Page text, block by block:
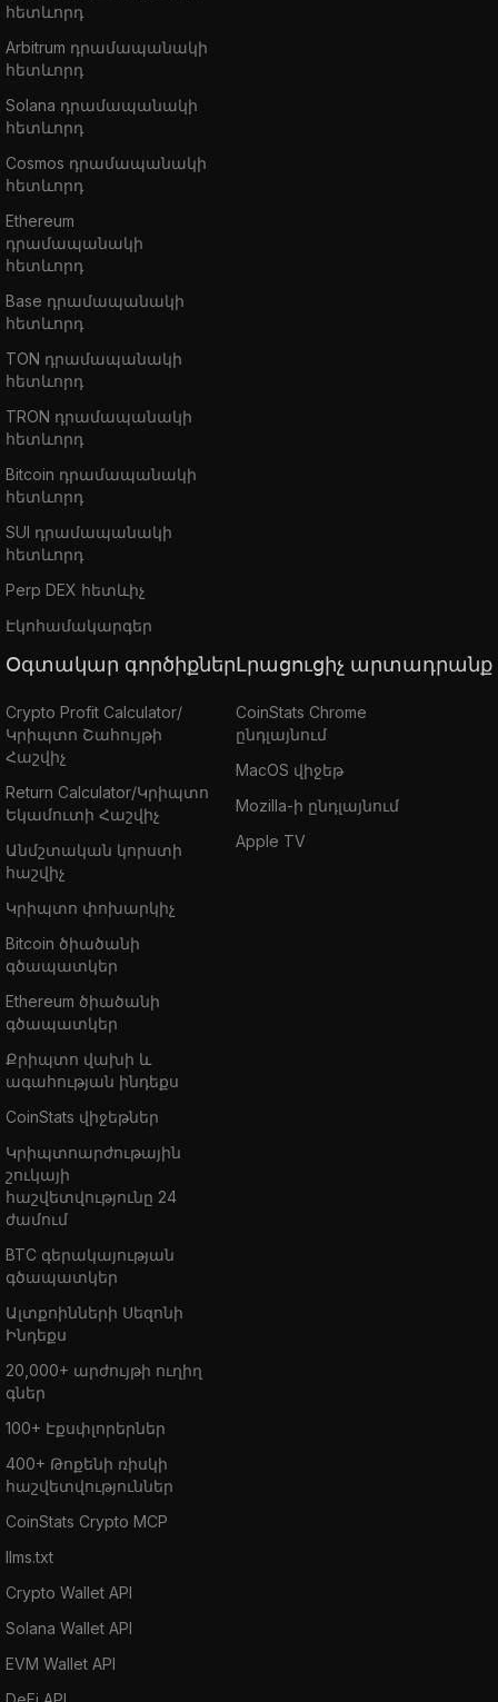
հետևորդ
Arbitrum դրամապանակի
հետևորդ
Solana դրամապանակի
հետևորդ
Cosmos դրամապանակի
հետևորդ
Ethereum
դրամապանակի
հետևորդ
Base դրամապանակի
հետևորդ
TON դրամապանակի
հետևորդ
TRON դրամապանակի
հետևորդ
Bitcoin դրամապանակի
հետևորդ
SUI դրամապանակի
հետևորդ
Perp DEX հետևիչ
Էկոհամակարգեր
Օգտակար գործիքներ
Crypto Profit Calculator/
Կրիպտո Շահույթի
Հաշվիչ
Return Calculator/Կրիպտո
Եկամուտի Հաշվիչ
Անմշտական կորստի
հաշվիչ
Կրիպտո փոխարկիչ
Bitcoin ծիածանի
գծապատկեր
Ethereum ծիածանի
գծապատկեր
Քրիպտո վախի և
ագահության ինդեքս
CoinStats վիջեթներ
Կրիպտոարժութային
շուկայի
հաշվետվությունը 24
ժամում
BTC գերակայության
գծապատկեր
Ալտքոինների Սեզոնի
Ինդեքս
20,000+ արժույթի ուղիղ
գներ
100+ Էքսփլորերներ
400+ Թոքենի ռիսկի
հաշվետվություններ
CoinStats Crypto MCP
llms.txt
Crypto Wallet API
Solana Wallet API
EVM Wallet API
Լրացուցիչ արտադրանք
CoinStats Chrome
ընդլայնում
MacOS վիջեթ
Mozilla-ի ընդլայնում
Apple TV